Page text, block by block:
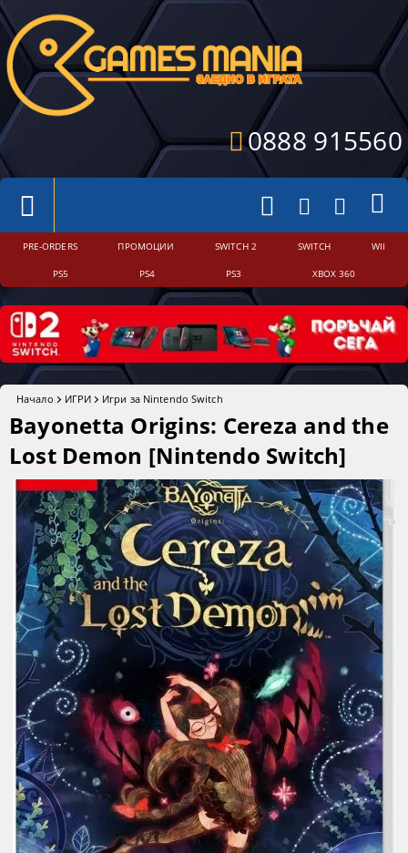
0888 915560
PRE-ORDERS ПРОМОЦИИ SWITCH 2 SWITCH WII
PS5 PS4 PS3 XBOX 360
Начало ИГРИ Игри за Nintendo Switch
Bayonetta Origins: Cereza and the
Lost Demon [Nintendo Switch]